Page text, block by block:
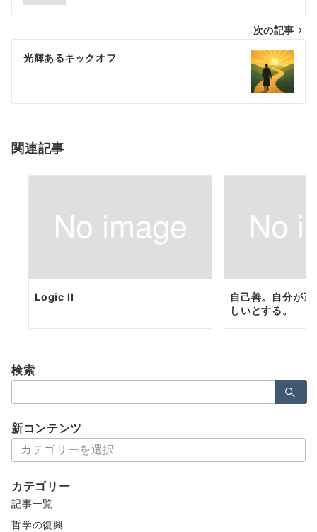
ナ
ビ
ゲ
シ
ン
次の記事
光輝あるキックオフ
関連記事
Logic II
自己善。自分が
しいとする。
検索
索：
新コンテンツ
コ
テ
ン
ツ
カテゴリー
記事一覧
哲学の復興